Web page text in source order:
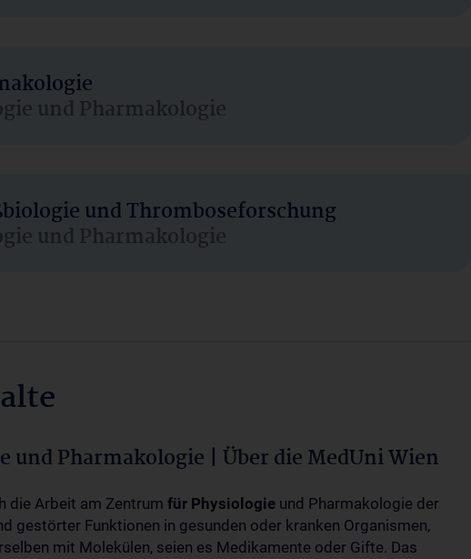
und Pharmakologie
und Thromboseforschung
und Pharmakologie
und Pharmakologie | Über die MedUni Wien
die Arbeit am Zentrum für Physiologie und Pharmakologie der
gestörter Funktionen in gesunden oder kranken Organismen,
mit Molekülen, seien es Medikamente oder Gifte. Das